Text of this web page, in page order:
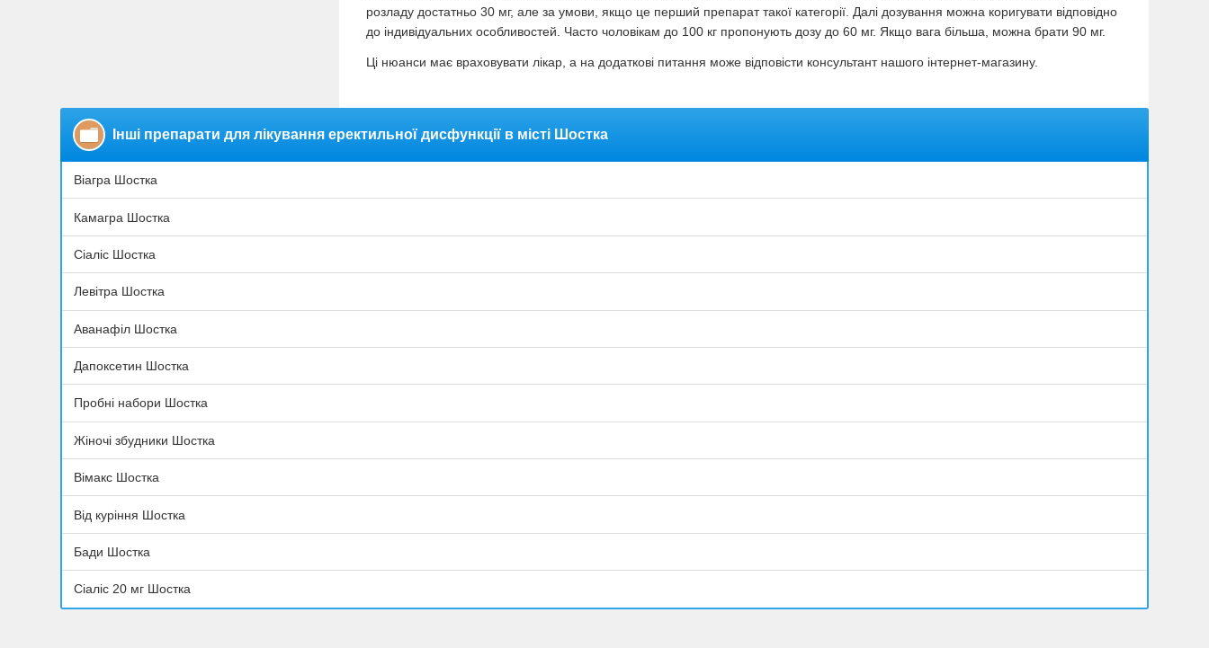
розладу достатньо 30 мг, але за умови, якщо це перший препарат такої категорії. Далі дозування можна коригувати відповідно
до індивідуальних особливостей. Часто чоловікам до 100 кг пропонують дозу до 60 мг. Якщо вага більша, можна брати 90 мг.
Ці нюанси має враховувати лікар, а на додаткові питання може відповісти консультант нашого інтернет-магазину.
Інші препарати для лікування еректильної дисфункції в місті Шостка
Віагра Шостка
Камагра Шостка
Сіаліс Шостка
Левітра Шостка
Аванафіл Шостка
Дапоксетин Шостка
Пробні набори Шостка
Жіночі збудники Шостка
Вімакс Шостка
Від куріння Шостка
Бади Шостка
Сіаліс 20 мг Шостка